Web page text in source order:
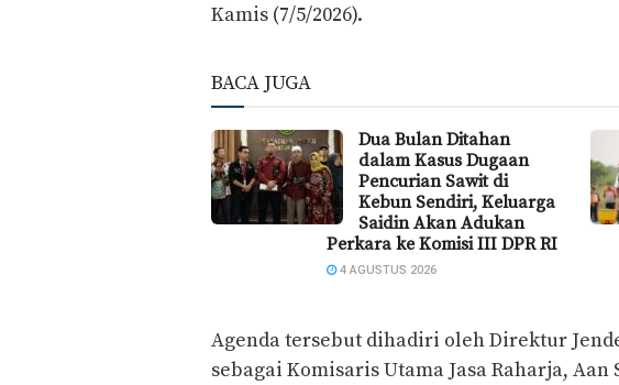
Kamis (7/5/2026).
BACA JUGA
Dua Bulan Ditahan
dalam Kasus Dugaan
Pencurian Sawit di
Kebun Sendiri, Keluarga
Saidin Akan Adukan
Perkara ke Komisi III DPR RI
4 AGUSTUS 2026
Agenda tersebut dihadiri oleh Direktur
sebagai Komisaris Utama Jasa Raharja,